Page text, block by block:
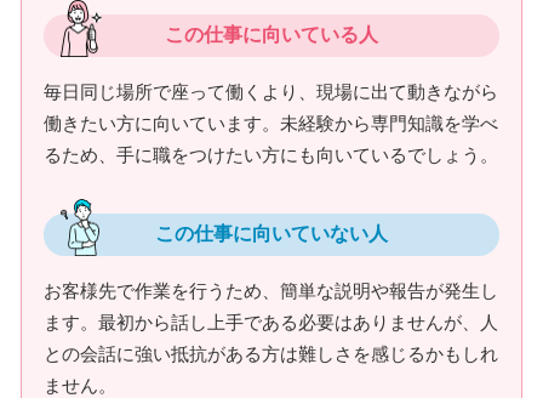
この仕事に向いている人
毎日同じ場所で座って働くより、現場に出て動きながら
働きたい方に向いています。未経験から専門知識を学べ
るため、手に職をつけたい方にも向いているでしょう。
この仕事に向いていない人
お客様先で作業を行うため、簡単な説明や報告が発生し
ます。最初から話し上手である必要はありませんが、人
との会話に強い抵抗がある方は難しさを感じるかもしれ
ません。